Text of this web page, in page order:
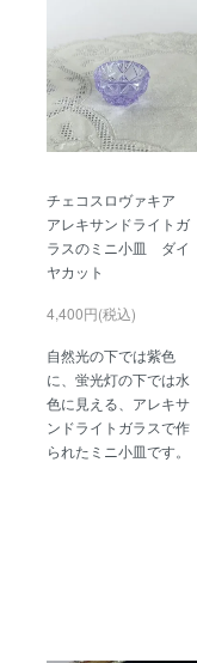
チェコスロヴァキア
アレキサンドライトガ
ラスのミニ小皿 ダイ
ヤカット
4,400円(税込)
自然光の下では紫色
に、蛍光灯の下では水
色に見える、アレキサ
ンドライトガラスで作
られたミニ小皿です。